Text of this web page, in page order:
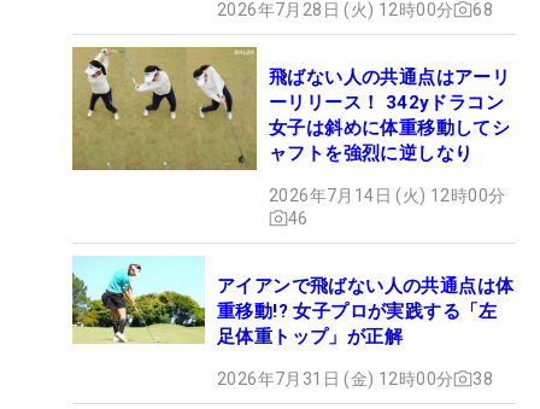
2026年7月28日 (火) 12時00分 68
飛ばない人の共通点はアーリ
ーリリース！ 342yドラコン
女子は斜めに体重移動してシ
ャフトを強烈に逆しなり
2026年7月14日 (火) 12時00分
46
アイアンで飛ばない人の共通点は体
重移動!? 女子プロが実践する「左
足体重トップ」が正解
2026年7月31日 (金) 12時00分 38